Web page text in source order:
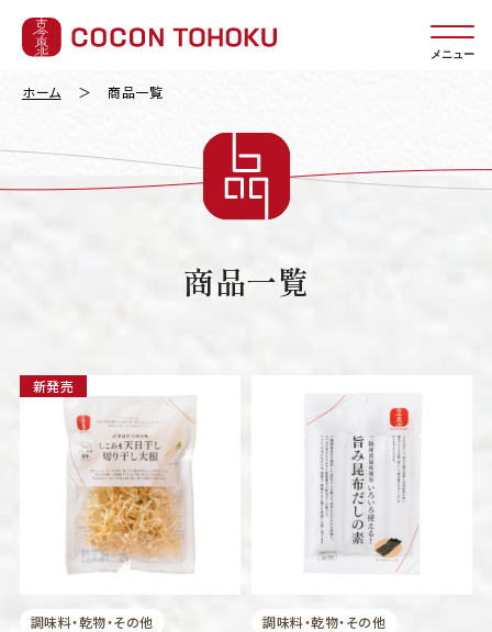
メニュー
ホーム 商品一覧
商品一覧
新発売
調味料・乾物・その他 調味料・乾物・その他